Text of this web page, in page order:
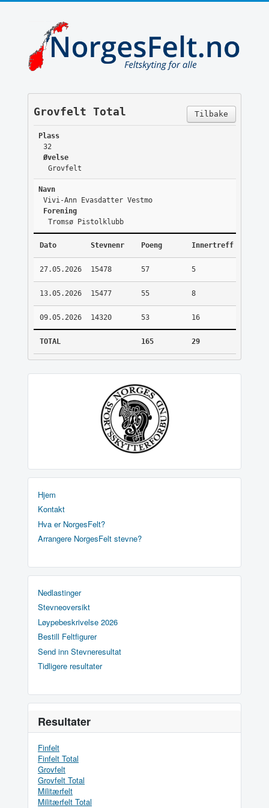
Tilbake
Grovfelt Total
Plass
32
Øvelse
Grovfelt
Navn
Vivi-Ann Evasdatter Vestmo
Forening
Tromsø Pistolklubb
Dato Stevnenr Poeng Innertreff
27.05.2026 15478 57 5
13.05.2026 15477 55 8
09.05.2026 14320 53 16
TOTAL 165 29
Hjem
Kontakt
Hva er NorgesFelt?
Arrangere NorgesFelt stevne?
Nedlastinger
Stevneoversikt
Løypebeskrivelse 2026
Bestill Feltfigurer
Send inn Stevneresultat
Tidligere resultater
Resultater
Finfelt
Finfelt Total
Grovfelt
Grovfelt Total
Militærfelt
Militærfelt Total